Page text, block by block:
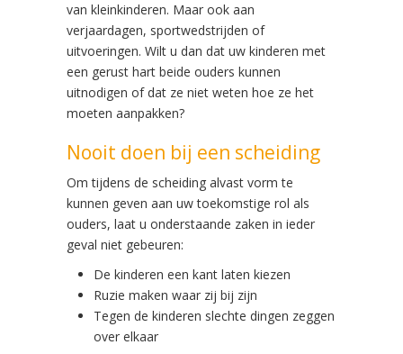
van kleinkinderen. Maar ook aan
verjaardagen, sportwedstrijden of
uitvoeringen. Wilt u dan dat uw kinderen met
een gerust hart beide ouders kunnen
uitnodigen of dat ze niet weten hoe ze het
moeten aanpakken?
Nooit doen bij een scheiding
Om tijdens de scheiding alvast vorm te
kunnen geven aan uw toekomstige rol als
ouders, laat u onderstaande zaken in ieder
geval niet gebeuren:
De kinderen een kant laten kiezen
Ruzie maken waar zij bij zijn
Tegen de kinderen slechte dingen zeggen
over elkaar